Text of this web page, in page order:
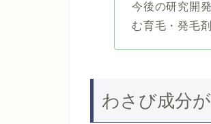
今後の研究開
む育毛・発毛
わさび成分